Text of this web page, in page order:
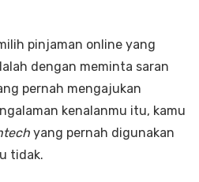
pinjaman online yang
dengan meminta saran
pernah mengajukan
kenalanmu itu, kamu
yang pernah digunakan
tidak.